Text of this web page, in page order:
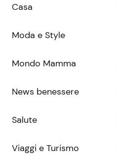
Casa
Moda e Style
Mondo Mamma
News benessere
Salute
Viaggi e Turismo